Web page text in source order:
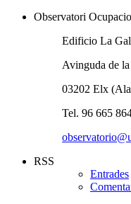
Observatori
Edificio La
Avinguda de
03202 Elx
Tel. 96 665
RSS
Entrades